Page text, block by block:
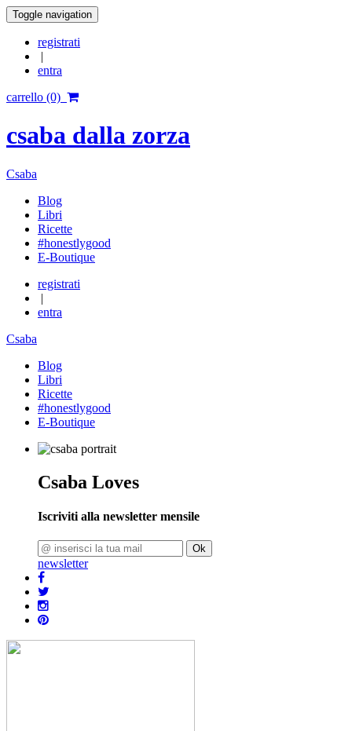
Toggle navigation
registrati
|
entra
carrello (0)
csaba dalla zorza
Csaba
Blog
Libri
Ricette
#honestlygood
E-Boutique
registrati
|
entra
Csaba
Blog
Libri
Ricette
#honestlygood
E-Boutique
Csaba Loves
Iscriviti alla newsletter mensile
Ok
newsletter